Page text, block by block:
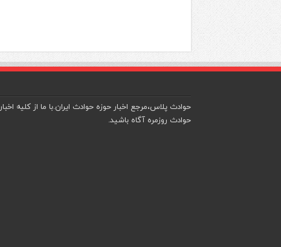
حوادث پلاس،مرجع اخبار حوزه حوادث ایران.با ما از کلیه اخبار
حوادث روزمره آگاه باشید.